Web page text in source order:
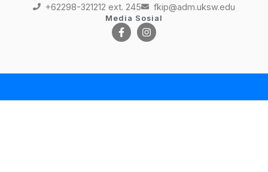
+62298-321212 ext. 245 fkip@adm.uksw.edu
Media Sosial